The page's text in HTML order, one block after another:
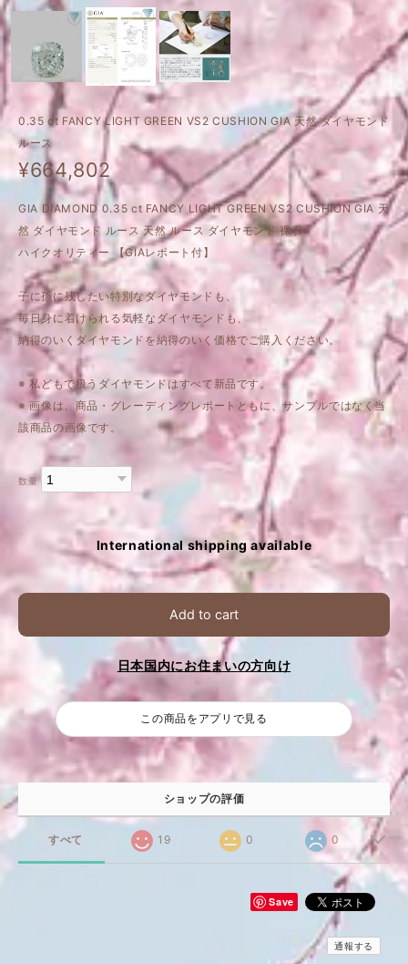
0.35 ct FANCY LIGHT GREEN VS2 CUSHION GIA 天然 ダイヤモンド
ルース
¥664,802
GIA DIAMOND 0.35 ct FANCY LIGHT GREEN VS2 CUSHION GIA 天
然 ダイヤモンド ルース 天然 ルース ダイヤモンド 裸石
ハイクオリティー 【GIAレポート付】
子に孫に残したい特別なダイヤモンドも、
毎日身に着けられる気軽なダイヤモンドも、
納得のいくダイヤモンドを納得のいく価格でご購入ください。
※ 私どもで扱うダイヤモンドはすべて新品です。
※ 画像は、商品・グレーディングレポートともに、サンプルではなく当
該商品の画像です。
数量
International shipping available
Add to cart
日本国内にお住まいの方向け
この商品をアプリで見る
ショップの評価
すべて 19 0 0
Save
通報する